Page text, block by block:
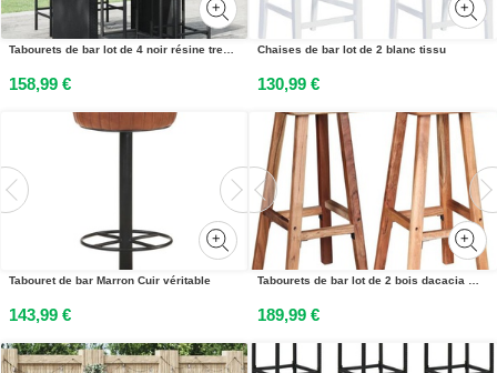
Tabourets de bar lot de 4 noir résine tressée et bois dacacia
158,99 €
Chaises de bar lot de 2 blanc tissu
130,99 €
Tabouret de bar Marron Cuir véritable
143,99 €
Tabourets de bar lot de 2 bois dacacia massif
189,99 €